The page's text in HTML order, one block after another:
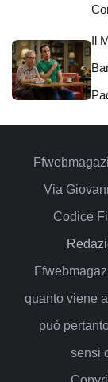
Il
Via
Codice
quanto viene
può
sensi